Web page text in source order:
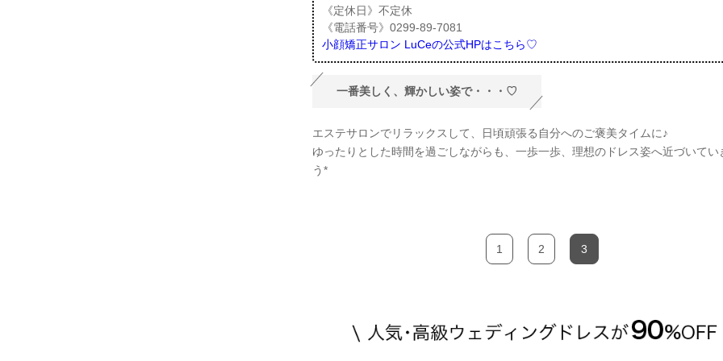
《定休日》不定休
《電話番号》0299-89-7081
小顔矯正サロン LuCeの公式HPはこちら♡
一番美しく、輝かしい姿で・・・♡
エステサロンでリラックスして、日頃頑張る自分へのご褒美タイムに♪
ゆったりとした時間を過ごしながらも、一歩一歩、理想のドレス姿へ近づいてい
う*
1 2 3